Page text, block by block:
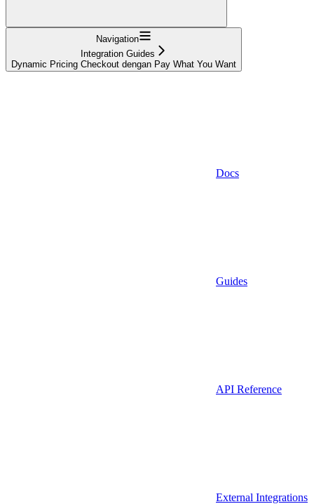
Navigation
Integration Guides
Dynamic Pricing Checkout dengan Pay What You Want
Docs
Guides
API Reference
External Integrations